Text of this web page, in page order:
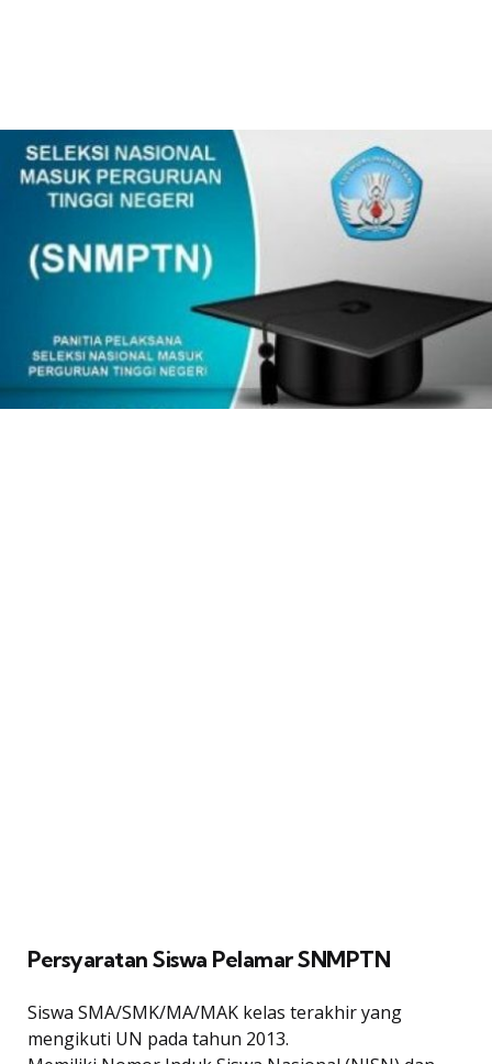
Persyaratan Siswa Pelamar SNMPTN
Siswa SMA/SMK/MA/MAK kelas terakhir yang
mengikuti UN pada tahun 2013.